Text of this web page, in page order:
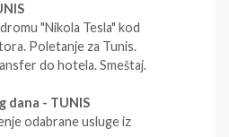
"Nikola Tesla" kod
Poletanje za Tunis.
do hotela. Smeštaj.
dana - TUNIS
odabrane usluge iz